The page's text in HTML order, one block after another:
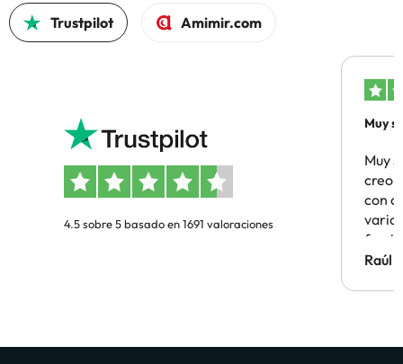
Trustpilot Amimir.com
4.5 sobre 5 basado en 1691 valoraciones
Muy
Muy
creo
con
Hotel
Raúl